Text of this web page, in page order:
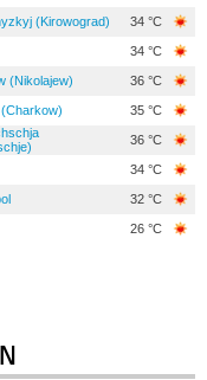
(Kirowograd) 34 °C
34 °C
(Nikolajew) 36 °C
35 °C
36 °C
34 °C
32 °C
26 °C